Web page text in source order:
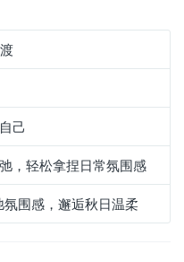
己
，轻松拿捏日常氛围感
围感，邂逅秋日温柔